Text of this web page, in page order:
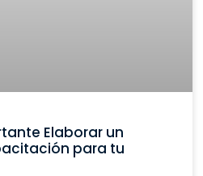
Elaborar un
para tu